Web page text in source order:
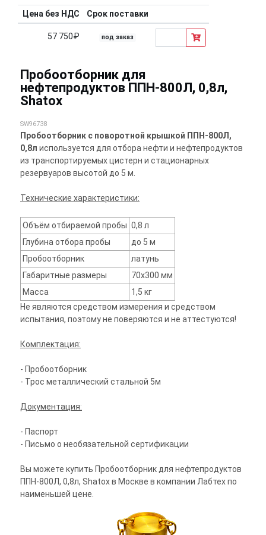
Цена без НДС Срок поставки
57 750₽ под заказ
Пробоотборник для
нефтепродуктов ППН-800Л, 0,8л,
Shatox
SW96738
Пробоотборник с поворотной крышкой ППН-800Л,
0,8л используется для отбора нефти и нефтепродуктов
из транспортируемых цистерн и стационарных
резервуаров высотой до 5 м.
Технические характеристики:
Объём отбираемой пробы 0,8 л
Глубина отбора пробы
до 5 м
Пробоотборник
латунь
Габаритные размеры
70х300 мм
Масса
1,5 кг
Не являются средством измерения и средством
испытания, поэтому не поверяются и не аттестуются!
Комплектация:
- Пробоотборник
- Трос металлический стальной 5м
Документация:
- Паспорт
- Письмо о необязательной сертификации
Вы можете купить Пробоотборник для нефтепродуктов
ППН-800Л, 0,8л, Shatox в Москве в компании Лабтех по
наименьшей цене.